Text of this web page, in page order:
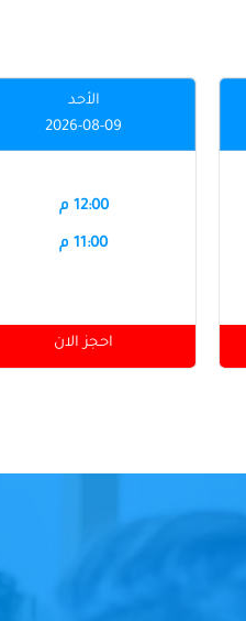
الأحد
2026-08-09
12:00 م
11:00 م
احجز الان